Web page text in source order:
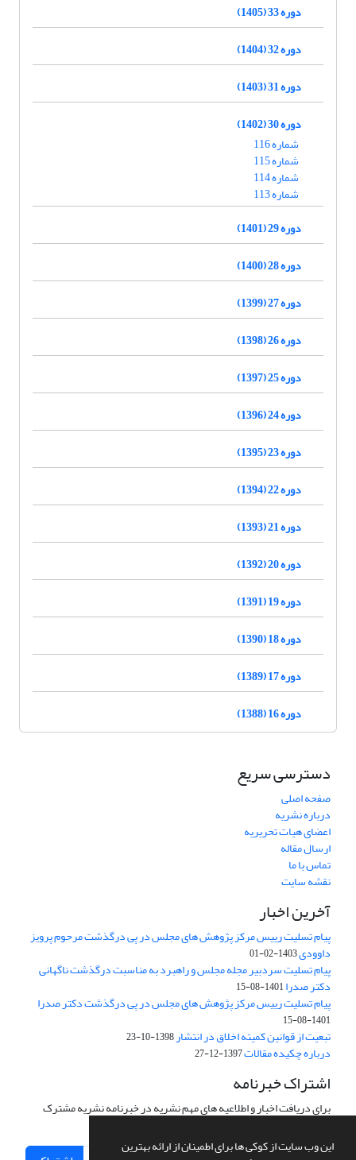
این وب سایت از کوکی ها برای اطمینان از ارائه بهترین
دوره 33 (1405)
دوره 32 (1404)
دوره 31 (1403)
دوره 30 (1402)
شماره 116
شماره 115
شماره 114
شماره 113
دوره 29 (1401)
دوره 28 (1400)
دوره 27 (1399)
دوره 26 (1398)
دوره 25 (1397)
دوره 24 (1396)
دوره 23 (1395)
دوره 22 (1394)
دوره 21 (1393)
دوره 20 (1392)
دوره 19 (1391)
دوره 18 (1390)
دوره 17 (1389)
دوره 16 (1388)
دسترسی سریع
صفحه اصلی
درباره نشریه
اعضای هیات تحریریه
ارسال مقاله
تماس با ما
نقشه سایت
آخرین اخبار
پیام تسلیت رییس مرکز پژوهش های مجلس در پی درگذشت مرحوم پرویز
داوودی1403-02-01
پیام تسلیت سردبیر مجله مجلس و راهبرد به مناسبت درگذشت ناگهانی
دکتر صدرا1401-08-15
پیام تسلیت رییس مرکز پژوهش های مجلس در پی درگذشت دکتر صدرا
1401-08-15
تبعیت از قوانین کمیته اخلاق در انتشار1398-10-23
درباره چکیده مقالات1397-12-27
اشتراک خبرنامه
برای دریافت اخبار و اطلاعیه های مهم نشریه در خبرنامه نشریه مشترک